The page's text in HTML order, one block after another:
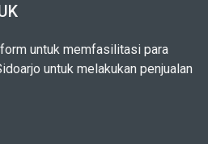
untuk memfasilitasi para
untuk melakukan penjualan